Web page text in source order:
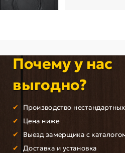
Почему у нас
выгодно?
Производство
Цена ниже
Выезд замерщика с
Доставка и установка